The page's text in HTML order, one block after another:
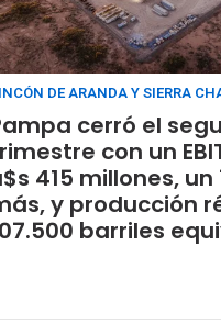
DE ARANDA Y SIERRA
cerró el
con un
415 millones, un
y producción
barriles